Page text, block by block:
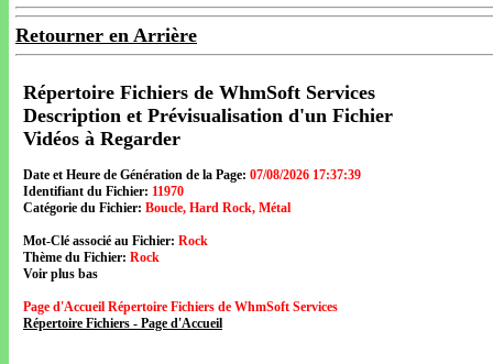
Retourner en Arrière
Répertoire Fichiers de WhmSoft Services
Description et Prévisualisation d'un Fichier
Vidéos à Regarder
Date et Heure de Génération de la Page: 07/08/2026 17:37:39
Identifiant du Fichier: 11970
Catégorie du Fichier: Boucle, Hard Rock, Métal
Mot-Clé associé au Fichier: Rock
Thème du Fichier: Rock
Voir plus bas
Page d'Accueil Répertoire Fichiers de WhmSoft Services
Répertoire Fichiers - Page d'Accueil